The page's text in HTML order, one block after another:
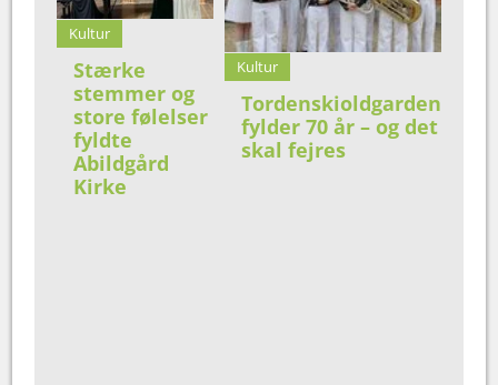
Kultur
Stærke
stemmer og
store følelser
fyldte
Abildgård
Kirke
Kultur
Tordenskioldgarden
fylder 70 år – og det
skal fejres